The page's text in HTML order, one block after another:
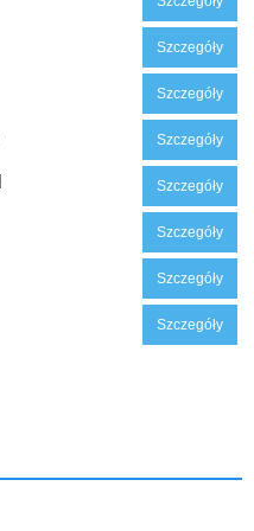
Szczegóły
Szczegóły
Szczegóły
Szczegóły
Szczegóły
Szczegóły
Szczegóły